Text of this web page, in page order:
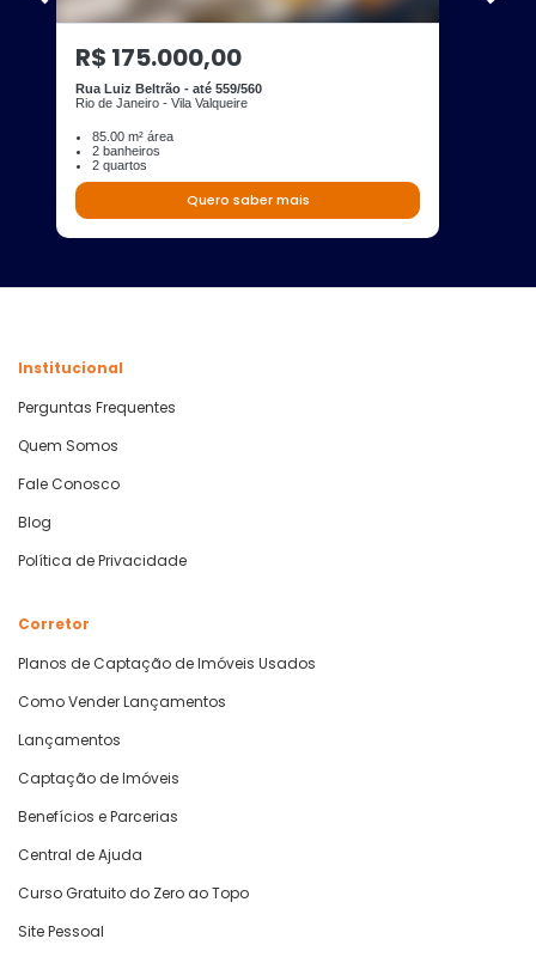
R$ 175.000,00
Rua Luiz Beltrão - até 559/560
Rio de Janeiro - Vila Valqueire
85.00 m² área
2 banheiros
2 quartos
Quero saber mais
Institucional
Perguntas Frequentes
Quem Somos
Fale Conosco
Blog
Política de Privacidade
Corretor
Planos de Captação de Imóveis Usados
Como Vender Lançamentos
Lançamentos
Captação de Imóveis
Benefícios e Parcerias
Central de Ajuda
Curso Gratuito do Zero ao Topo
Site Pessoal